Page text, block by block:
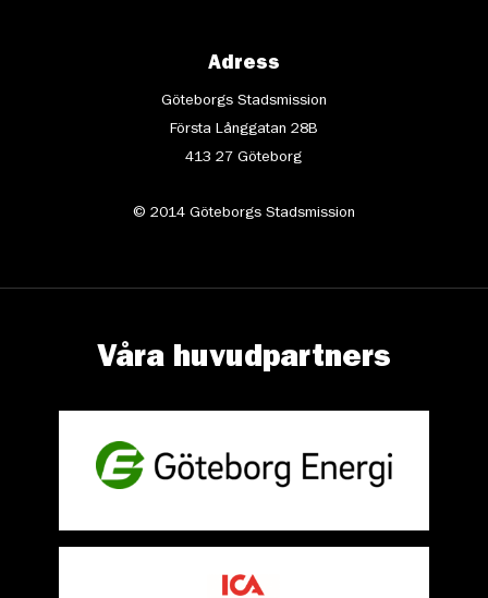
Adress
Göteborgs Stadsmission
Första Långgatan 28B
413 27 Göteborg
© 2014 Göteborgs Stadsmission
Våra huvudpartners